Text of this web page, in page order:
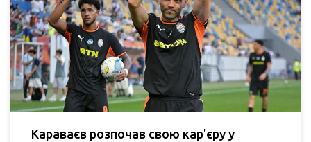
Караваєв розпочав свою кар'єру у